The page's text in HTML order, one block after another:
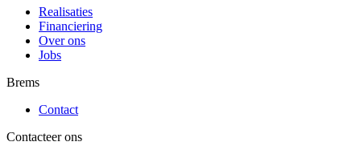
Realisaties
Financiering
Over ons
Jobs
Brems
Contact
Contacteer ons